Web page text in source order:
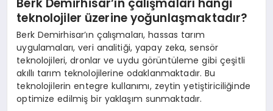
Berk Demirhisar’ın çalışmaları hangi
teknolojiler üzerine yoğunlaşmaktadır?
Berk Demirhisar’ın çalışmaları, hassas tarım
uygulamaları, veri analitiği, yapay zeka, sensör
teknolojileri, dronlar ve uydu görüntüleme gibi çeşitli
akıllı tarım teknolojilerine odaklanmaktadır. Bu
teknolojilerin entegre kullanımı, zeytin yetiştiriciliğinde
optimize edilmiş bir yaklaşım sunmaktadır.